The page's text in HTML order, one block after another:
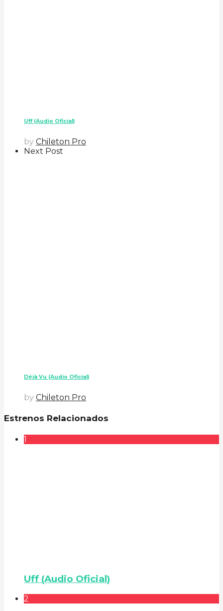
Uff (Audio Oficial)
by Chileton Pro
Next Post
Déjà Vu (Audio Oficial)
by Chileton Pro
Estrenos Relacionados
1
Uff (Audio Oficial)
2